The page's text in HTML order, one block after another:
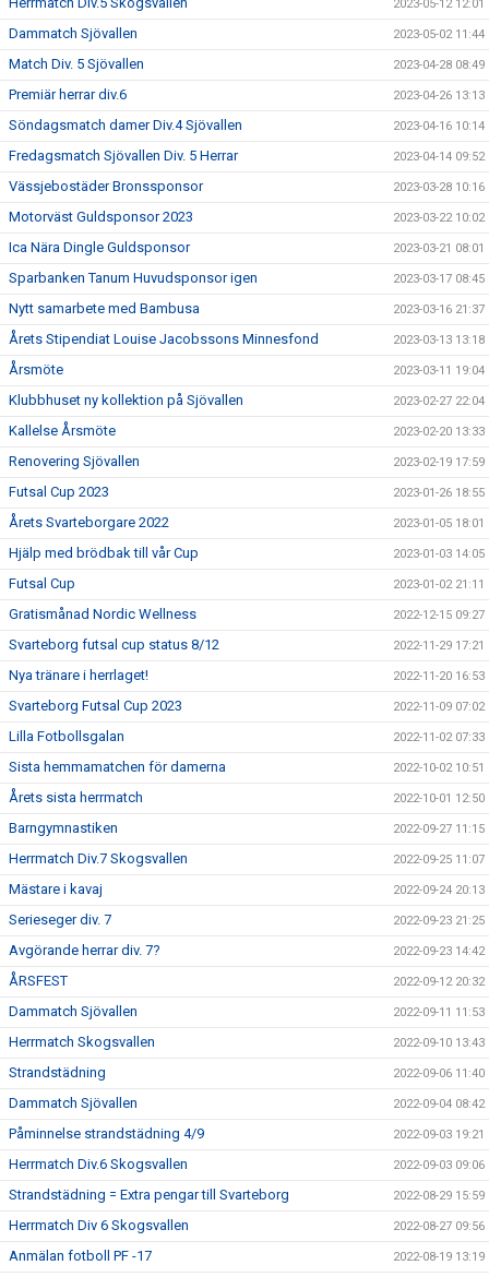
2023-05-12 12:01
Dammatch Sjövallen 2023-05-02 11:44
Match Div. 5 Sjövallen 2023-04-28 08:49
Premiär herrar div.6 2023-04-26 13:13
Söndagsmatch damer Div.4 Sjövallen 2023-04-16 10:14
Fredagsmatch Sjövallen Div. 5 Herrar 2023-04-14 09:52
Vässjebostäder Bronssponsor 2023-03-28 10:16
Motorväst Guldsponsor 2023 2023-03-22 10:02
Ica Nära Dingle Guldsponsor 2023-03-21 08:01
Sparbanken Tanum Huvudsponsor igen 2023-03-17 08:45
Nytt samarbete med Bambusa 2023-03-16 21:37
Årets Stipendiat Louise Jacobssons Minnesfond 2023-03-13 13:18
Årsmöte 2023-03-11 19:04
Klubbhuset ny kollektion på Sjövallen 2023-02-27 22:04
Kallelse Årsmöte 2023-02-20 13:33
Renovering Sjövallen 2023-02-19 17:59
Futsal Cup 2023 2023-01-26 18:55
Årets Svarteborgare 2022 2023-01-05 18:01
Hjälp med brödbak till vår Cup 2023-01-03 14:05
Futsal Cup 2023-01-02 21:11
Gratismånad Nordic Wellness 2022-12-15 09:27
Svarteborg futsal cup status 8/12 2022-11-29 17:21
Nya tränare i herrlaget! 2022-11-20 16:53
Svarteborg Futsal Cup 2023 2022-11-09 07:02
Lilla Fotbollsgalan 2022-11-02 07:33
Sista hemmamatchen för damerna 2022-10-02 10:51
Årets sista herrmatch 2022-10-01 12:50
Barngymnastiken 2022-09-27 11:15
Herrmatch Div.7 Skogsvallen 2022-09-25 11:07
Mästare i kavaj 2022-09-24 20:13
Serieseger div. 7 2022-09-23 21:25
Avgörande herrar div. 7? 2022-09-23 14:42
ÅRSFEST 2022-09-12 20:32
Dammatch Sjövallen 2022-09-11 11:53
Herrmatch Skogsvallen 2022-09-10 13:43
Strandstädning 2022-09-06 11:40
Dammatch Sjövallen 2022-09-04 08:42
Påminnelse strandstädning 4/9 2022-09-03 19:21
Herrmatch Div.6 Skogsvallen 2022-09-03 09:06
Strandstädning = Extra pengar till Svarteborg 2022-08-29 15:59
Herrmatch Div 6 Skogsvallen 2022-08-27 09:56
Anmälan fotboll PF -17 2022-08-19 13:19